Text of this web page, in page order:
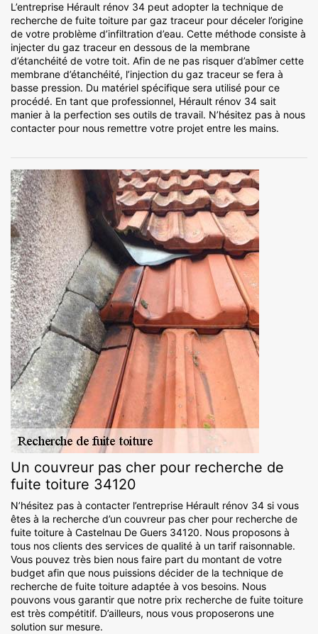
L’entreprise Hérault rénov 34 peut adopter la technique de
recherche de fuite toiture par gaz traceur pour déceler l’origine
de votre problème d’infiltration d’eau. Cette méthode consiste à
injecter du gaz traceur en dessous de la membrane
d’étanchéité de votre toit. Afin de ne pas risquer d’abîmer cette
membrane d’étanchéité, l’injection du gaz traceur se fera à
basse pression. Du matériel spécifique sera utilisé pour ce
procédé. En tant que professionnel, Hérault rénov 34 sait
manier à la perfection ses outils de travail. N’hésitez pas à nous
contacter pour nous remettre votre projet entre les mains.
Un couvreur pas cher pour recherche de
fuite toiture 34120
N’hésitez pas à contacter l’entreprise Hérault rénov 34 si vous
êtes à la recherche d’un couvreur pas cher pour recherche de
fuite toiture à Castelnau De Guers 34120. Nous proposons à
tous nos clients des services de qualité à un tarif raisonnable.
Vous pouvez très bien nous faire part du montant de votre
budget afin que nous puissions décider de la technique de
recherche de fuite toiture adaptée à vos besoins. Nous
pouvons vous garantir que notre prix recherche de fuite toiture
est très compétitif. D’ailleurs, nous vous proposerons une
solution sur mesure.